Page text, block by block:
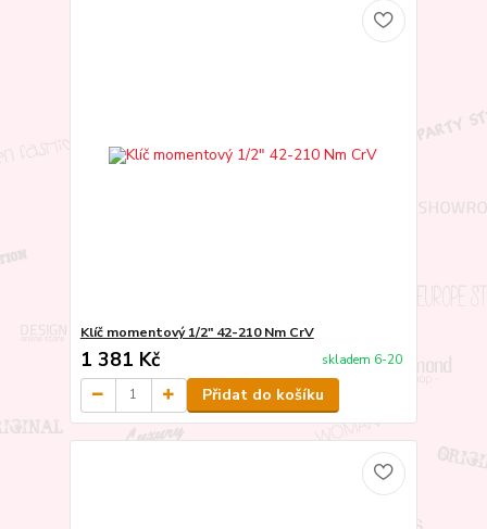
Klíč momentový 1/2" 42-210 Nm CrV
1 381 Kč skladem 6-20
Přidat do košíku